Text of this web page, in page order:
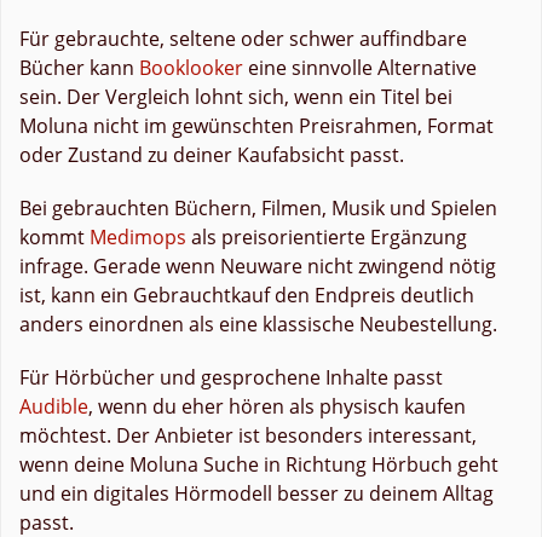
Für gebrauchte, seltene oder schwer auffindbare
Bücher kann Booklooker eine sinnvolle Alternative
sein. Der Vergleich lohnt sich, wenn ein Titel bei
Moluna nicht im gewünschten Preisrahmen, Format
oder Zustand zu deiner Kaufabsicht passt.
Bei gebrauchten Büchern, Filmen, Musik und Spielen
kommt Medimops als preisorientierte Ergänzung
infrage. Gerade wenn Neuware nicht zwingend nötig
ist, kann ein Gebrauchtkauf den Endpreis deutlich
anders einordnen als eine klassische Neubestellung.
Für Hörbücher und gesprochene Inhalte passt
Audible, wenn du eher hören als physisch kaufen
möchtest. Der Anbieter ist besonders interessant,
wenn deine Moluna Suche in Richtung Hörbuch geht
und ein digitales Hörmodell besser zu deinem Alltag
passt.